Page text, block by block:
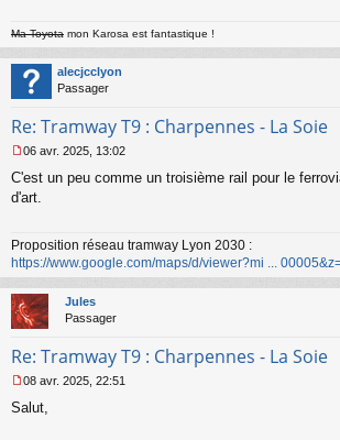
u
Ma Toyota mon Karosa est fantastique !
alecjcclyon
Passager
Re: Tramway T9 : Charpennes - La Soie
e
s
g
e
n
o
n
l
06 avr. 2025, 13:02
C'est un peu comme un troisième rail pour le
d'art.
Proposition réseau tramway Lyon 2030 :
https://www.google.com/maps/d/viewer?mi ...
Jules
Passager
Re: Tramway T9 : Charpennes - La Soie
e
08 avr. 2025, 22:51
Salut,